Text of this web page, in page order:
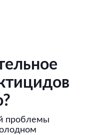
проблемы